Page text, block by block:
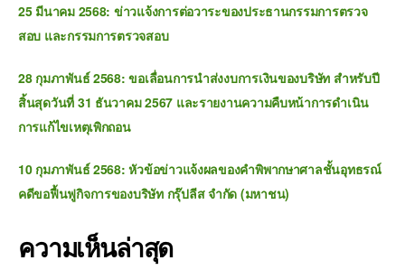
25 มีนาคม 2568: ข่าวแจ้งการต่อวาระของประธานกรรมการตรวจ
สอบ และกรรมการตรวจสอบ
28 กุมภาพันธ์ 2568: ขอเลื่อนการนำส่งงบการเงินของบริษัท สำหรับปี
สิ้นสุดวันที่ 31 ธันวาคม 2567 และรายงานความคืบหน้าการดำเนิน
การแก้ไขเหตุเพิกถอน
10 กุมภาพันธ์ 2568: หัวข้อข่าวแจ้งผลของคำพิพากษาศาลชั้นอุทธรณ์
คดีขอฟื้นฟูกิจการของบริษัท กรุ๊ปลีส จำกัด (มหาชน)
ความเห็นล่าสุด